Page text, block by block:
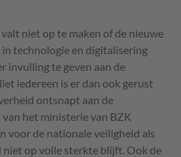
niet op te maken of de nieuwe
technologie en digitalisering
invulling te geven aan de
iedereen is er dan ook gerust
ontsnapt aan de
het ministerie van BZK
voor de nationale veiligheid als
niet op volle sterkte blijft. Ook de